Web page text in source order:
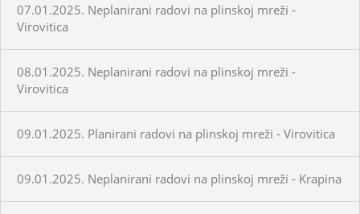
07.01.2025. Neplanirani radovi na plinskoj mreži -
Virovitica
08.01.2025. Neplanirani radovi na plinskoj mreži -
Virovitica
09.01.2025. Planirani radovi na plinskoj mreži - Virovitica
09.01.2025. Neplanirani radovi na plinskoj mreži - Krapina